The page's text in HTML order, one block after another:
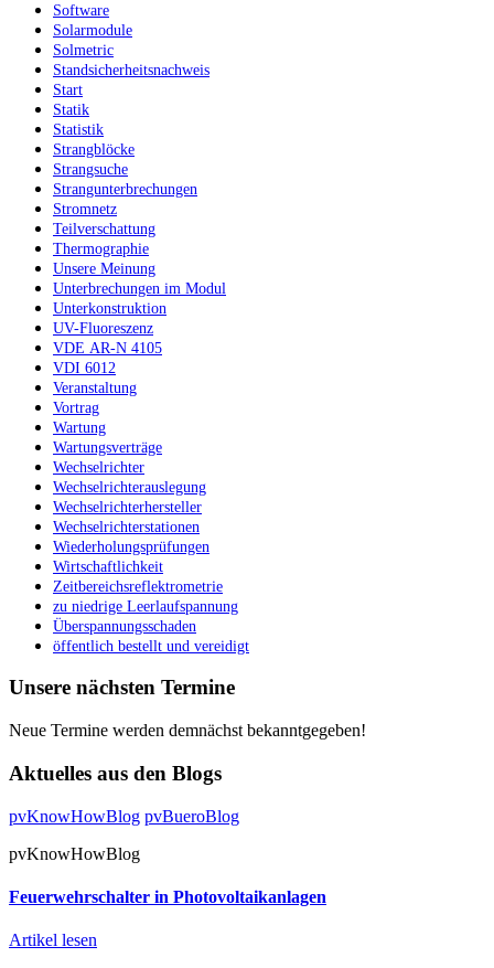
Software
Solarmodule
Solmetric
Standsicherheitsnachweis
Start
Statik
Statistik
Strangblöcke
Strangsuche
Strangunterbrechungen
Stromnetz
Teilverschattung
Thermographie
Unsere Meinung
Unterbrechungen im Modul
Unterkonstruktion
UV-Fluoreszenz
VDE AR-N 4105
VDI 6012
Veranstaltung
Vortrag
Wartung
Wartungsverträge
Wechselrichter
Wechselrichterauslegung
Wechselrichterhersteller
Wechselrichterstationen
Wiederholungsprüfungen
Wirtschaftlichkeit
Zeitbereichsreflektrometrie
zu niedrige Leerlaufspannung
Überspannungsschaden
öffentlich bestellt und vereidigt
Unsere nächsten Termine
Neue Termine werden demnächst bekanntgegeben!
Aktuelles aus den Blogs
pvKnowHowBlog pvBueroBlog
pvKnowHowBlog
Feuerwehrschalter in Photovoltaikanlagen
Artikel lesen